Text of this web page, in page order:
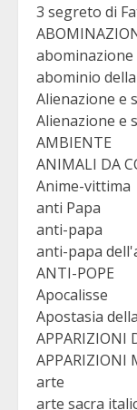
3 segreto di
abominazione
abominio
Alienazione e
Alienazione e
AMBIENTE
ANIMALI DA
Anime-vittima
anti Papa
anti-papa
anti-papa
ANTI-POPE
Apocalisse
Apostasia
APPARIZIONI
APPARIZIONI
arte
arte sacra